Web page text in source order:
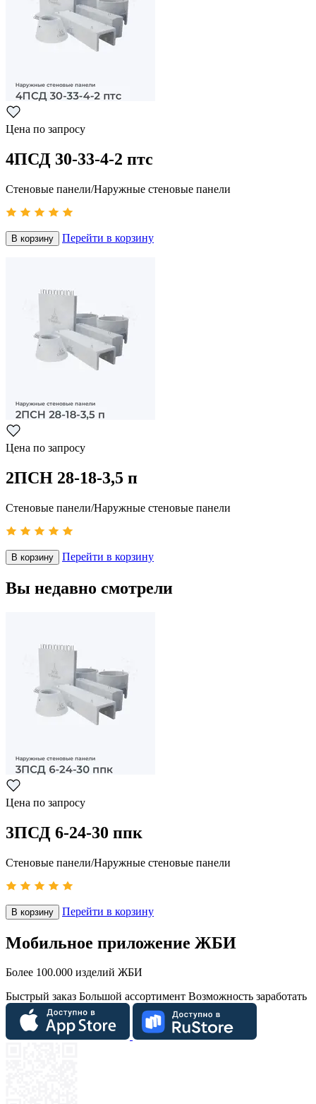
Цена по запросу
4ПСД 30-33-4-2 птс
Стеновые панели/Наружные стеновые панели
В корзину Перейти в корзину
Цена по запросу
2ПСН 28-18-3,5 п
Стеновые панели/Наружные стеновые панели
В корзину Перейти в корзину
Вы недавно смотрели
Цена по запросу
3ПСД 6-24-30 ппк
Стеновые панели/Наружные стеновые панели
В корзину Перейти в корзину
Мобильное приложение ЖБИ
Более 100.000 изделий ЖБИ
Быстрый заказ Большой ассортимент Возможность заработать